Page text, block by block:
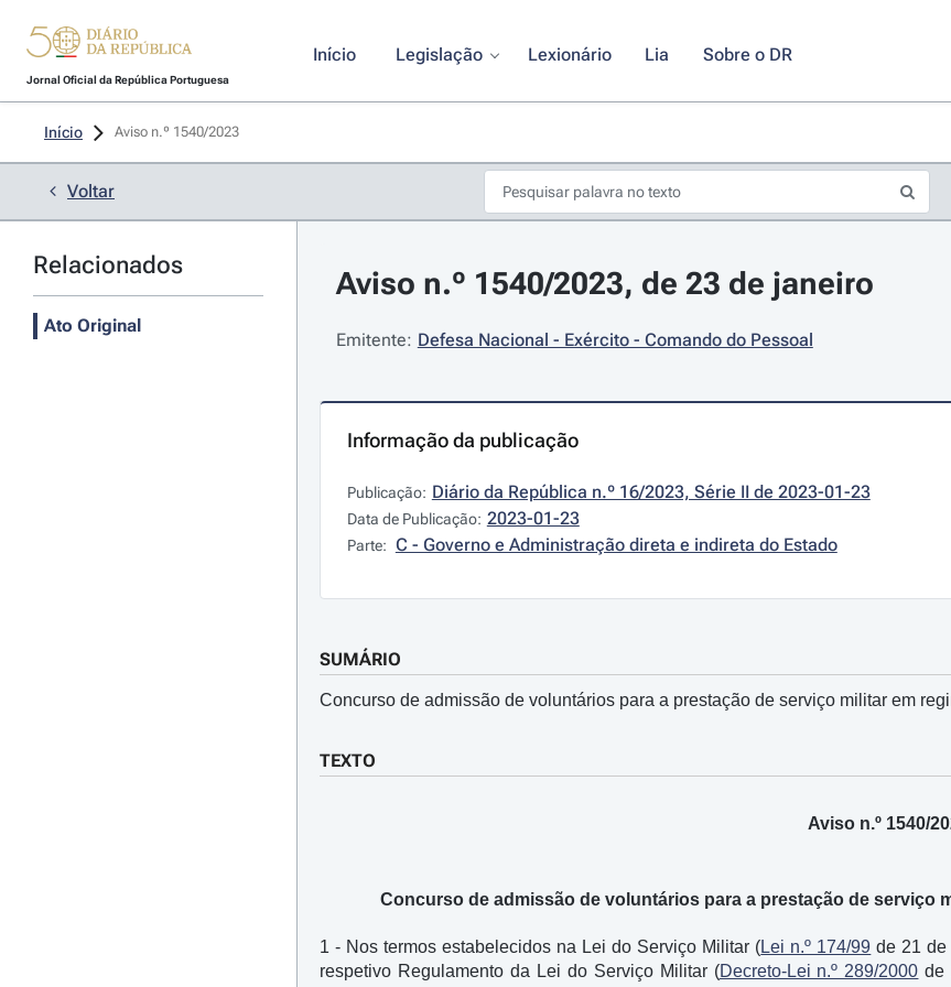
Jornal Oficial da República Portuguesa
Início Legislação Lexionário Lia Sobre o DR
Início Aviso n.º 1540/2023
Voltar
Relacionados
Ato Original
Aviso n.º 1540/2023, de 23 de janeiro
Emitente: Defesa Nacional - Exército - Comando do Pessoal
Informação da publicação
Publicação: Diário da República n.º 16/2023, Série II de 2023-01-23
Data de Publicação: 2023-01-23
Parte: C - Governo e Administração direta e indireta do Estado
SUMÁRIO
Concurso de admissão de voluntários para a prestação de serviço militar em
TEXTO
Aviso n.º 1540/
Concurso de admissão de voluntários para a prestação de serviço
1 - Nos termos estabelecidos na Lei do Serviço Militar (Lei n.º 174/99 de 21 de
respetivo Regulamento da Lei do Serviço Militar (Decreto-Lei n.º 289/2000 de